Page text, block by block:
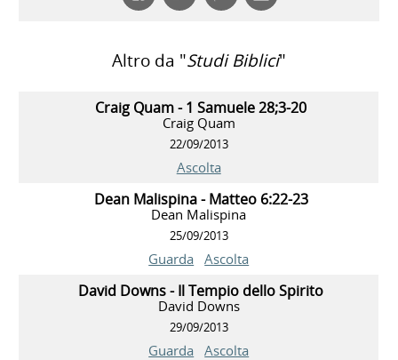
Altro da "Studi Biblici"
Craig Quam - 1 Samuele 28;3-20
Craig Quam
22/09/2013
Ascolta
Dean Malispina - Matteo 6:22-23
Dean Malispina
25/09/2013
Guarda Ascolta
David Downs - Il Tempio dello Spirito
David Downs
29/09/2013
Guarda Ascolta